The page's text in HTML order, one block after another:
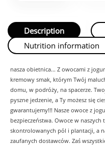
Description
Nutrition information
nasza obietnica... Z owocami z
kremowy smak, którym Twój
domu, w podróży, na spacerze.
pyszne jedzenie, a Ty możesz się
gwarantujemy!!! Nasze owoce z
bezpieczeństwa. Owoce w
skontrolowanych pól i plantacji, a
zaufanych dostawców. Zaś